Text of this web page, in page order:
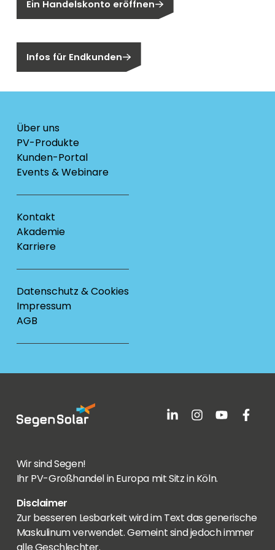
Ein Handelskonto eröffnen
Infos für Endkunden
Über uns
PV-Produkte
Kunden-Portal
Events & Webinare
Kontakt
Akademie
Karriere
Datenschutz & Cookies
Impressum
AGB
Wir sind Segen!
Ihr PV-Großhandel in Europa mit Sitz in Köln.
Disclaimer
Zur besseren Lesbarkeit wird im Text das generische
Maskulinum verwendet. Gemeint sind jedoch immer